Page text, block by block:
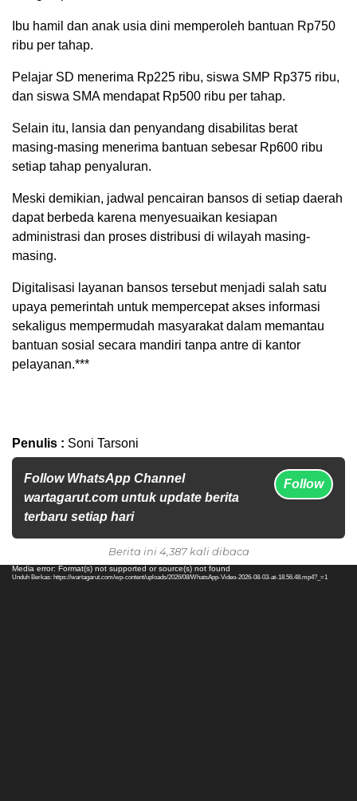
Ibu hamil dan anak usia dini memperoleh bantuan Rp750
ribu per tahap.
Pelajar SD menerima Rp225 ribu, siswa SMP Rp375 ribu,
dan siswa SMA mendapat Rp500 ribu per tahap.
Selain itu, lansia dan penyandang disabilitas berat
masing-masing menerima bantuan sebesar Rp600 ribu
setiap tahap penyaluran.
Meski demikian, jadwal pencairan bansos di setiap daerah
dapat berbeda karena menyesuaikan kesiapan
administrasi dan proses distribusi di wilayah masing-
masing.
Digitalisasi layanan bansos tersebut menjadi salah satu
upaya pemerintah untuk mempercepat akses informasi
sekaligus mempermudah masyarakat dalam memantau
bantuan sosial secara mandiri tanpa antre di kantor
pelayanan.***
Penulis : Soni Tarsoni
Follow WhatsApp Channel
wartagarut.com untuk update berita
terbaru setiap hari
Follow
Berita ini 4,387 kali dibaca
Pemutar
Video
Media error: Format(s) not supported or source(s) not found
Unduh Berkas: https://wartagarut.com/wp-content/uploads/2026/08/WhatsApp-Video-2026-08-03-at-18.56.48.mp4?_=1